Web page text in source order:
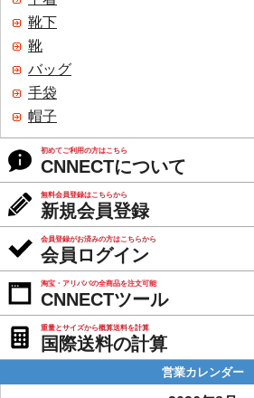
靴下
靴
バッグ
手袋
帽子
初めてご利用の方はこちら
CNNECTについて
無料会員登録はこちらから
新規会員登録
会員登録がお済みの方はこちらから
会員ログイン
淘宝・アリババの全商品を注文可能
CNNECTツール
重量とサイズから概算送料を計算
国際送料の計算
営業カレンダー